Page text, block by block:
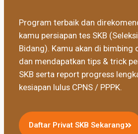
Program terbaik dan
kamu persiapan tes SKB
Bidang). Kamu akan di bimbing
dan mendapatkan tips & trick
SKB serta report progress
kesiapan lulus CPNS / PPPK.
Daftar Privat SKB Sekarang